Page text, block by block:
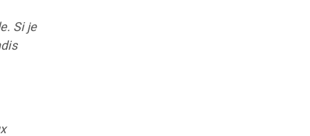
Si je